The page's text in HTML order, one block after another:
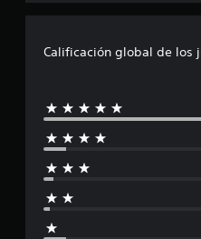
Calificación global de los